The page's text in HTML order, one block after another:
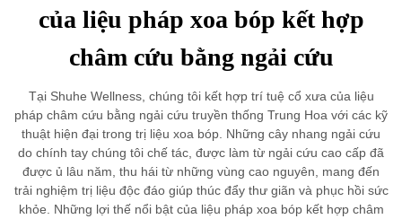
của liệu pháp xoa bóp kết hợp
châm cứu bằng ngải cứu
Tại Shuhe Wellness, chúng tôi kết hợp trí tuệ cổ xưa của liệu
pháp châm cứu bằng ngải cứu truyền thống Trung Hoa với các kỹ
thuật hiện đại trong trị liệu xoa bóp. Những cây nhang ngải cứu
do chính tay chúng tôi chế tác, được làm từ ngải cứu cao cấp đã
được ủ lâu năm, thu hái từ những vùng cao nguyên, mang đến
trải nghiệm trị liệu độc đáo giúp thúc đẩy thư giãn và phục hồi sức
khỏe. Những lợi thế nổi bật của liệu pháp xoa bóp kết hợp châm